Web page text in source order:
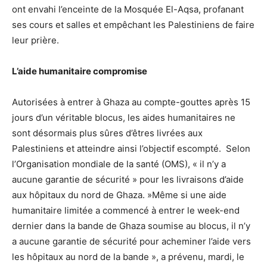
ont envahi l’enceinte de la Mosquée El-Aqsa, profanant
ses cours et salles et empêchant les Palestiniens de faire
leur prière.
L’aide humanitaire compromise
Autorisées à entrer à Ghaza au compte-gouttes après 15
jours d’un véritable blocus, les aides humanitaires ne
sont désormais plus sûres d’êtres livrées aux
Palestiniens et atteindre ainsi l’objectif escompté. Selon
l’Organisation mondiale de la santé (OMS), « il n’y a
aucune garantie de sécurité » pour les livraisons d’aide
aux hôpitaux du nord de Ghaza. »Même si une aide
humanitaire limitée a commencé à entrer le week-end
dernier dans la bande de Ghaza soumise au blocus, il n’y
a aucune garantie de sécurité pour acheminer l’aide vers
les hôpitaux au nord de la bande », a prévenu, mardi, le